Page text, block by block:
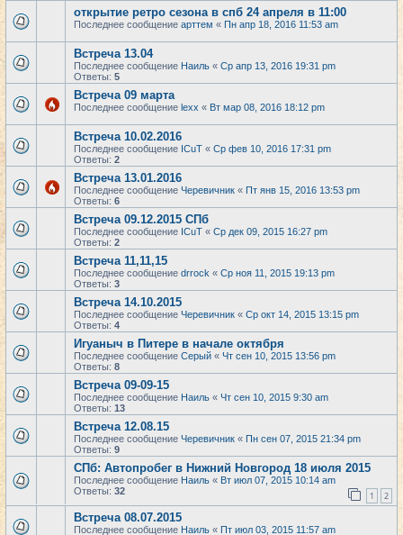
открытие ретро сезона в спб 24 апреля в 11:00
Последнее сообщение арттем « Пн апр 18, 2016 11:53 am
Встреча 13.04
Последнее сообщение Наиль « Ср апр 13, 2016 19:31 pm
Ответы: 5
Встреча 09 марта
Последнее сообщение lexx « Вт мар 08, 2016 18:12 pm
Встреча 10.02.2016
Последнее сообщение ICuT « Ср фев 10, 2016 17:31 pm
Ответы: 2
Встреча 13.01.2016
Последнее сообщение Черевичник « Пт янв 15, 2016 13:53 pm
Ответы: 6
Встреча 09.12.2015 СПб
Последнее сообщение ICuT « Ср дек 09, 2015 16:27 pm
Ответы: 2
Встреча 11,11,15
Последнее сообщение drrock « Ср ноя 11, 2015 19:13 pm
Ответы: 3
Встреча 14.10.2015
Последнее сообщение Черевичник « Ср окт 14, 2015 13:15 pm
Ответы: 4
Игуаныч в Питере в начале октября
Последнее сообщение Серый « Чт сен 10, 2015 13:56 pm
Ответы: 8
Встреча 09-09-15
Последнее сообщение Наиль « Чт сен 10, 2015 9:30 am
Ответы: 13
Встреча 12.08.15
Последнее сообщение Черевичник « Пн сен 07, 2015 21:34 pm
Ответы: 9
СПб: Автопробег в Нижний Новгород 18 июля 2015
Последнее сообщение Наиль « Вт июл 07, 2015 10:14 am
Ответы: 32 1 2
Встреча 08.07.2015
Последнее сообщение Наиль « Пт июл 03, 2015 11:57 am